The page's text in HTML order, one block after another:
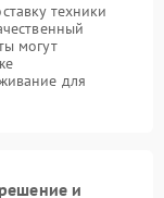
техники
могут
для
и